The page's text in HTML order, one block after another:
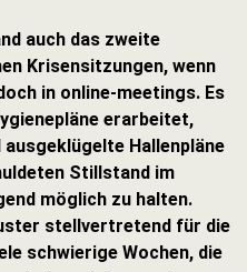
auch das zweite
Krisensitzungen, wenn
in online-meetings. Es
erarbeitet,
Hallenpläne
Stillstand im
möglich zu halten.
stellvertretend für die
schwierige Wochen, die